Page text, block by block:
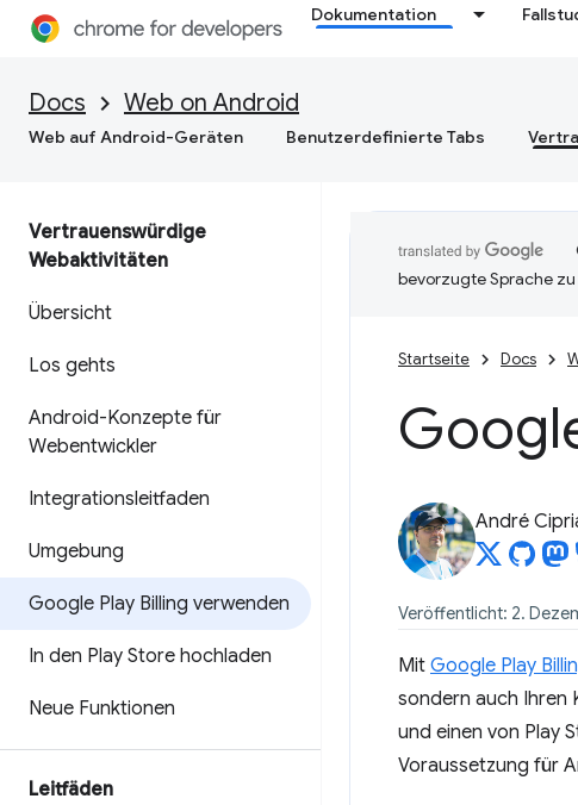
Dokumentation
Docs Web on Android
Web auf Android-Geräten Benutzerdefinierte Tabs
Vertrauenswürdige
Webaktivitäten
Übersicht
Los gehts
Android-Konzepte für
Webentwickler
Integrationsleitfaden
Umgebung
Google Play Billing verwenden
In den Play Store hochladen
Neue Funktionen
Leitfäden
bevorzugte Sprache
Startseite Docs
André
Veröffentlicht: 2.
Mit Google Play
sondern auch Ihren
und einen von Play
Voraussetzung für